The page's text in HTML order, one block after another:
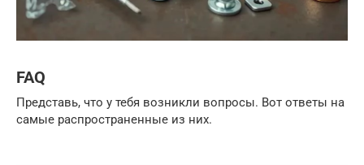
FAQ
Представь, что у тебя возникли вопросы. Вот ответы на
самые распространенные из них.